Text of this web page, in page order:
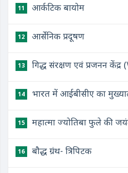
11 आर्कटिक बायोम
12 आर्सेनिक प्रदूषण
13 गिद्ध संरक्षण एवं प्रजनन केंद्र
14 भारत में आईबीसीए का
15 महात्मा ज्योतिबा फुले की
16 बौद्ध ग्रंथ- त्रिपिटक